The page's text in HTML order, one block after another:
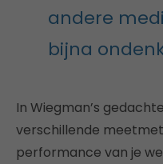
andere
bijna
In Wiegman’s
verschillende
performance van je